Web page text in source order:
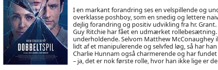
I en markant forandring ses en velspillende og
overklasse poshboy, som en snedig og lettere
dejlig forandring og positiv udvikling fra hr. Grant.
Guy Ritchie har fået en udmærket
underholdende. Selvom Matthew
lidt af et manipulerende og selvfed løg, så har
Charlie Hunnam også charmerende og har
– ja, det er nok første rolle, hvor han ikke lige er